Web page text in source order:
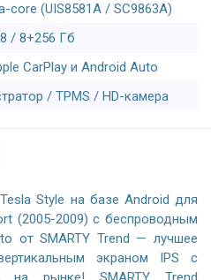
core (UIS8581A / SC9863A)
/ 8+256 Гб
CarPlay и Android Auto
/ TPMS / HD-камера
Style на базе Android для
(2005-2009) с беспроводным
от SMARTY Trend — лучшее
экраном IPS с